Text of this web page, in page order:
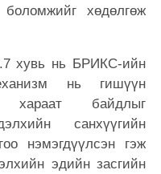
хөдөлгөж
хувь нь БРИКС-ийн
нь гишүүн
хараат байдлыг
санхүүгийн
нэмэгдүүлсэн гэж
эдийн засгийн